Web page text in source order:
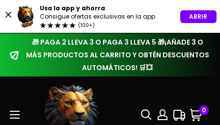
Usa la app y ahorra
Consigue ofertas exclusivas en la app
(100+)
ABRIR
🎁 PAGA 2 LLEVA 3 O PAGA 3 LLEVA 5 🎁¡AÑADE 3 O
MÁS PRODUCTOS AL CARRITO Y OBTÉN DESCUENTOS
AUTOMÁTICOS! 🛒💥
0